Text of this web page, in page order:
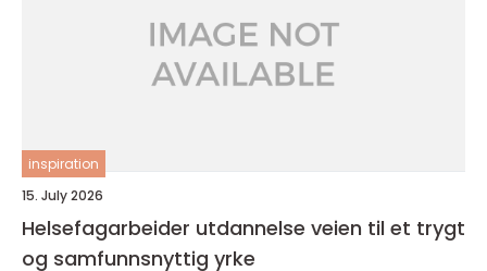
inspiration
15. July 2026
Helsefagarbeider utdannelse veien til et trygt
og samfunnsnyttig yrke